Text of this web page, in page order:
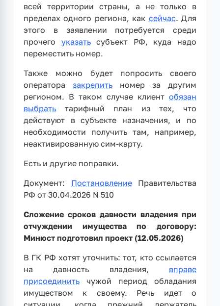
всей территории страны, а не только в
пределах одного региона, как сейчас. Для
этого в заявлении потребуется среди
прочего указатьсубъект РФ, куда надо
переместить номер.
Также можно будет попросить своего
оператора закрепить номер за другим
регионом. В таком случае клиент обязан
выбрать тарифный план из тех, что
действуют в субъекте назначения, и по
необходимости получить там, например,
неактивированную сим-карту.
Есть и другие поправки.
Документ: ПостановлениеПравительства
РФ от 30.04.2026 N 510
Сложение сроков давности владения при
отчуждении имущества по договору:
Минюст подготовил проект (12.05.2026)
В ГК РФ хотят уточнить: тот, кто ссылается
на давность владения, вправе
присоединить чужой период обладания
имуществом к своему. Речь идет о